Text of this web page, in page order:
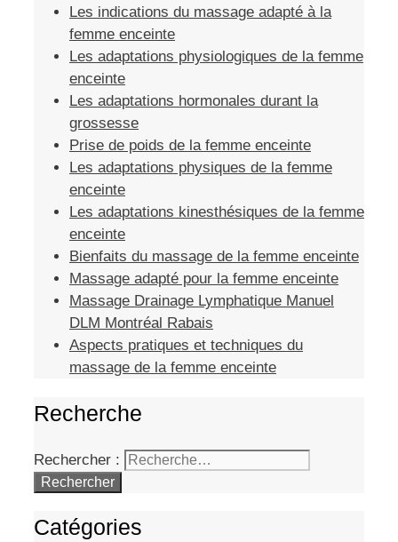
Les indications du massage adapté à la
femme enceinte
Les adaptations physiologiques de la femme
enceinte
Les adaptations hormonales durant la
grossesse
Prise de poids de la femme enceinte
Les adaptations physiques de la femme
enceinte
Les adaptations kinesthésiques de la femme
enceinte
Bienfaits du massage de la femme enceinte
Massage adapté pour la femme enceinte
Massage Drainage Lymphatique Manuel
DLM Montréal Rabais
Aspects pratiques et techniques du
massage de la femme enceinte
Recherche
Rechercher :
Catégories